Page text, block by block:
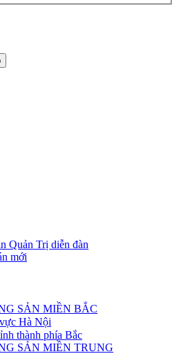
Quản Trị diễn đàn
mới
SẢN MIỀN BẮC
Hà Nội
thành phía Bắc
SẢN MIỀN TRUNG